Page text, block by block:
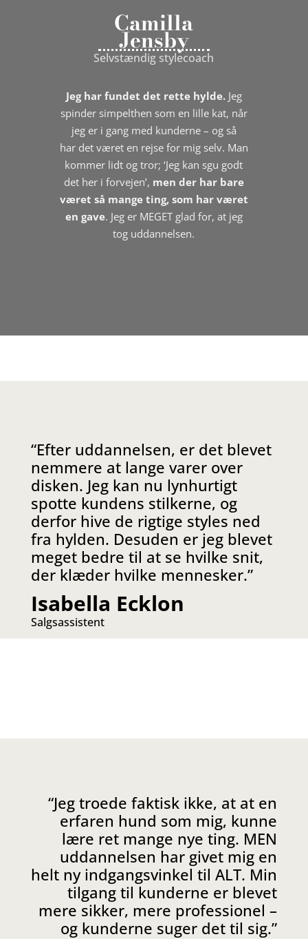
Camilla
Jensby
Selvstændig stylecoach
Jeg har fundet det rette hylde. Jeg
spinder simpelthen som en lille kat, når
jeg er i gang med kunderne – og så
har det været en rejse for mig selv. Man
kommer lidt og tror; ‘Jeg kan sgu godt
det her i forvejen’, men der har bare
været så mange ting, som har været
en gave. Jeg er MEGET glad for, at jeg
tog uddannelsen.
“Efter uddannelsen, er det blevet
nemmere at lange varer over
disken. Jeg kan nu lynhurtigt
spotte kundens stilkerne, og
derfor hive de rigtige styles ned
fra hylden. Desuden er jeg blevet
meget bedre til at se hvilke snit,
der klæder hvilke mennesker.”
Isabella Ecklon
Salgsassistent
“Jeg troede faktisk ikke, at at en
erfaren hund som mig, kunne
lære ret mange nye ting. MEN
uddannelsen har givet mig en
helt ny indgangsvinkel til ALT. Min
tilgang til kunderne er blevet
mere sikker, mere professionel –
og kunderne suger det til sig.”